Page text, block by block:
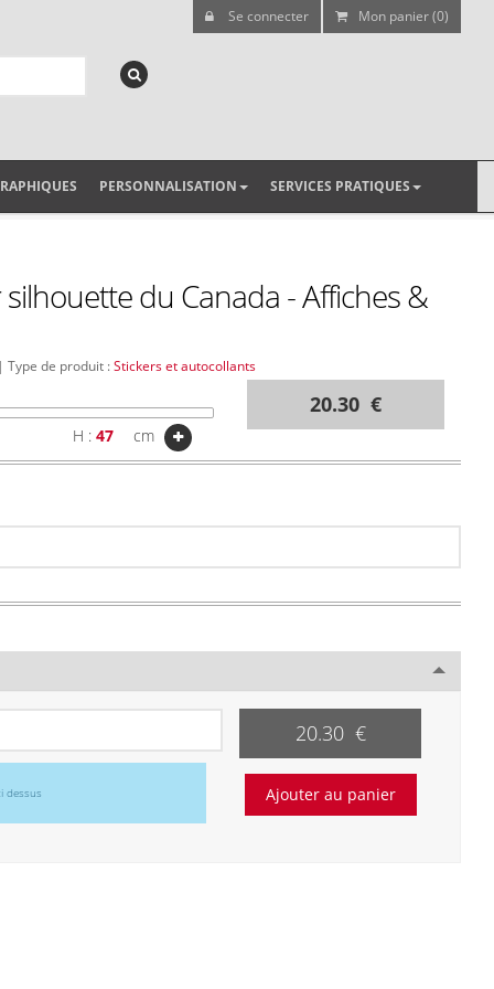
Se connecter Mon panier (0)
PERSONNALISATION SERVICES PRATIQUES
du Canada - Affiches &
, | Type de produit :Stickers et autocollants
H : cm
20.30 €
20.30 €
dessus